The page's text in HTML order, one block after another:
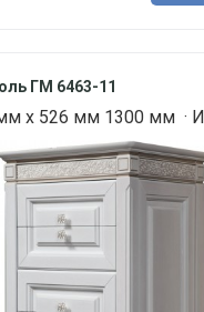
ГМ 6463-11
х 526 мм 1300 мм ·